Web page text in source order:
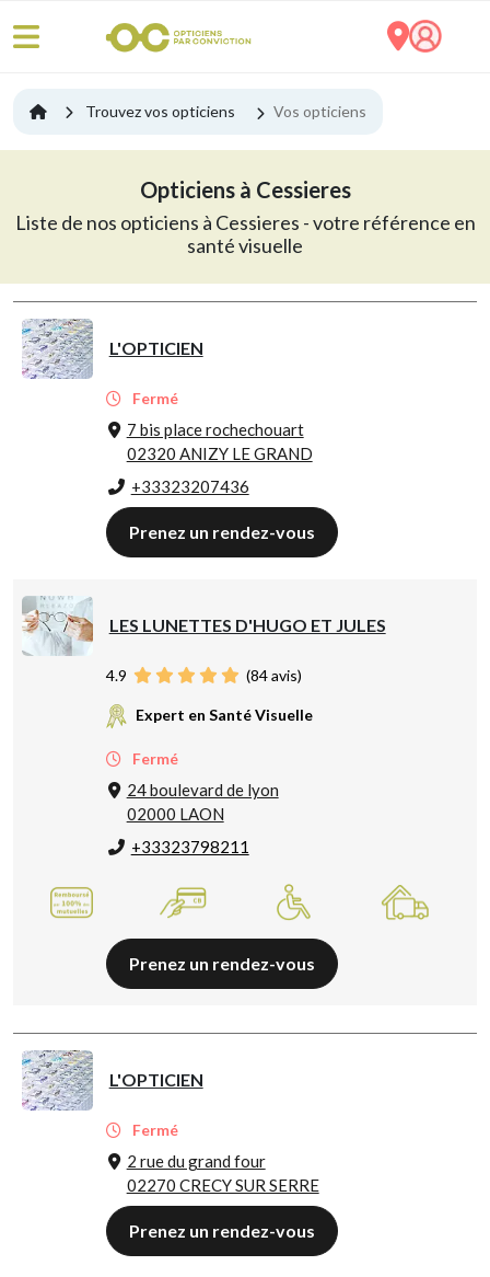
Trouvez vos opticiens Vos opticiens
Opticiens à Cessieres
Liste de nos opticiens à Cessieres - votre référence en
santé visuelle
L'OPTICIEN
Fermé
7 bis place rochechouart
02320 ANIZY LE GRAND
+33323207436
Prenez un rendez-vous
LES LUNETTES D'HUGO ET JULES
4.9 (84avis)
Expert en Santé Visuelle
Fermé
24 boulevard de lyon
02000 LAON
+33323798211
Prenez un rendez-vous
L'OPTICIEN
Fermé
2 rue du grand four
02270 CRECY SUR SERRE
Prenez un rendez-vous